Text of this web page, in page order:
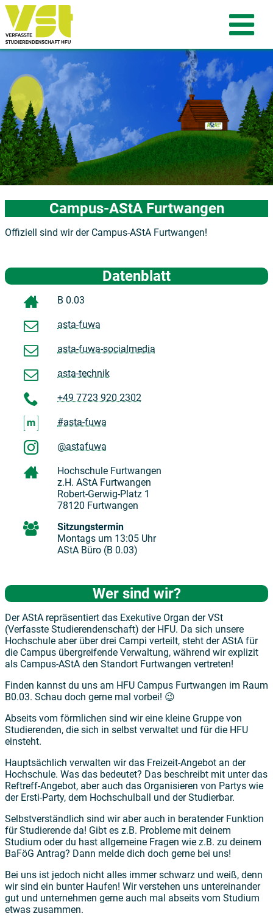
Campus-AStA Furtwangen
Offiziell sind wir der Campus-AStA Furtwangen!
Datenblatt
B 0.03
asta-fuwa
asta-fuwa-socialmedia
asta-technik
+49 7723 920 2302
#asta-fuwa
@astafuwa
Hochschule Furtwangen
z.H. AStA Furtwangen
Robert-Gerwig-Platz 1
78120 Furtwangen
Sitzungstermin
Montags um 13:05 Uhr
AStA Büro (B 0.03)
Wer sind wir?
Der AStA repräsentiert das Exekutive Organ der VSt
(Verfasste Studierendenschaft) der HFU. Da sich unsere
Hochschule aber über drei Campi verteilt, steht der AStA für
die Campus übergreifende Verwaltung, während wir explizit
als Campus-AStA den Standort Furtwangen vertreten!
Finden kannst du uns am HFU Campus Furtwangen im Raum
B0.03. Schau doch gerne mal vorbei! 😉
Abseits vom förmlichen sind wir eine kleine Gruppe von
Studierenden, die sich in selbst verwaltet und für die HFU
einsteht.
Hauptsächlich verwalten wir das Freizeit-Angebot an der
Hochschule. Was das bedeutet? Das beschreibt mit unter das
Reftreff-Angebot, aber auch das Organisieren von Partys wie
der Ersti-Party, dem Hochschulball und der Studierbar.
Selbstverständlich sind wir aber auch in beratender Funktion
für Studierende da! Gibt es z.B. Probleme mit deinem
Studium oder du hast allgemeine Fragen wie z.B. zu deinem
BaFöG Antrag? Dann melde dich doch gerne bei uns!
Bei uns ist jedoch nicht alles immer schwarz und weiß, denn
wir sind ein bunter Haufen! Wir verstehen uns untereinander
gut und unternehmen gerne auch mal abseits vom Studium
etwas zusammen.